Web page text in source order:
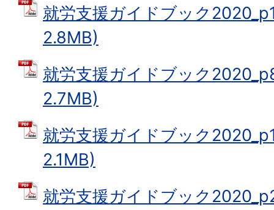
就労支援ガイドブック
2.8MB)
就労支援ガイドブック
2.7MB)
就労支援ガイドブック
2.1MB)
就労支援ガイドブック